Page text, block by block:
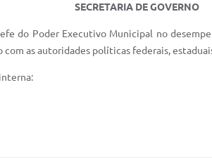
SECRETARIA DE GOVERNO
do Poder Executivo Municipal no
as autoridades políticas federais,